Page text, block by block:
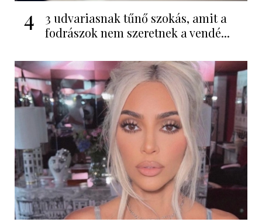
4
3 udvariasnak tűnő szokás, amit a
fodrászok nem szeretnek a vendé...